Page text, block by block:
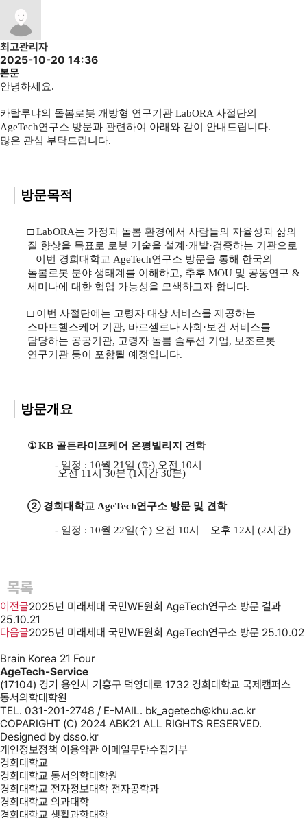
최고관리자
2025-10-20 14:36
본문
안녕하세요.
카탈루냐의 돌봄로봇 개방형 연구기관 LabORA 사절단의
AgeTech연구소 방문과 관련하여 아래와 같이 안내드립니다.
많은 관심 부탁드립니다.
방문목적
​□ LabORA는 가정과 돌봄 환경에서 사람들의 자율성과 삶의
질 향상을 목표로 로봇 기술을 설계 ·개발·검증하는 기관으로
이번 경희대학교 AgeTech연구소 방문을 통해 한국의
돌봄로봇 분야 생태계를 이해하고, 추후 MOU 및 공동연구 &
세미나에 대한 협업 가능성을 모색하고자 합니다.
□ 이번 사절단에는 고령자 대상 서비스를 제공하는
스마트헬스케어 기관, 바르셀로나 사회 ·보건 서비스를
담당하는 공공기관, 고령자 돌봄 솔루션 기업, 보조로봇
연구기관 등이 포함될 예정입니다.
방문개요
①KB 골든라이프케어 은평빌리지 견학
- 일정 : 10월 21 일 (화) 오전 10시 –
오전11시30분(1시간 30분)
② 경희대학교 AgeTech연구소 방문 및 견학
- 일정 : 10월 22일(수) 오전 10시 – 오후 12시 (2시간)
목록
이전글2025년 미래세대 국민WE원회 AgeTech연구소 방문 결과
25.10.21
다음글2025년 미래세대 국민WE원회 AgeTech연구소 방문 25.10.02
Brain Korea 21 Four
AgeTech-Service
(17104) 경기 용인시 기흥구 덕영대로 1732 경희대학교 국제캠퍼스
동서의학대학원
TEL. 031-201-2748 / E-MAIL. bk_agetech@khu.ac.kr
COPARIGHT (C) 2024 ABK21 ALL RIGHTS RESERVED.
Designed by dsso.kr
개인정보정책 이용약관 이메일무단수집거부
경희대학교
경희대학교 동서의학대학원
경희대학교 전자정보대학 전자공학과
경희대학교 의과대학
경희대학교 생활과학대학